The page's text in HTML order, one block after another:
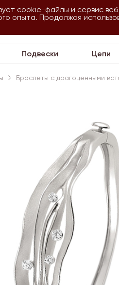
54
Подвески Цепи
Браслеты с драгоценными
cookie-файлы и сервис
опыта. Продолжая